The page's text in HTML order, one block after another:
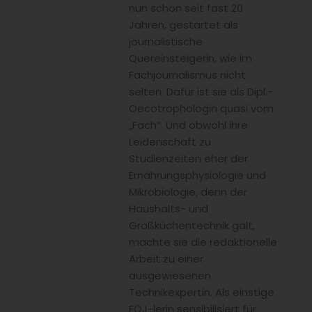
nun schon seit fast 20
Jahren, gestartet als
journalistische
Quereinsteigerin, wie im
Fachjournalismus nicht
selten. Dafür ist sie als Dipl.-
Oecotrophologin quasi vom
„Fach“. Und obwohl ihre
Leidenschaft zu
Studienzeiten eher der
Ernährungsphysiologie und
Mikrobiologie, denn der
Haushalts- und
Großküchentechnik galt,
machte sie die redaktionelle
Arbeit zu einer
ausgewiesenen
Technikexpertin. Als einstige